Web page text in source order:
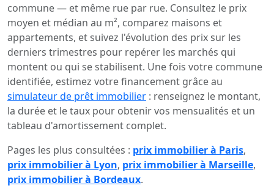
commune — et même rue par rue. Consultez le prix
moyen et médian au m², comparez maisons et
appartements, et suivez l'évolution des prix sur les
derniers trimestres pour repérer les marchés qui
montent ou qui se stabilisent. Une fois votre commune
identifiée, estimez votre financement grâce au
simulateur de prêt immobilier : renseignez le montant,
la durée et le taux pour obtenir vos mensualités et un
tableau d'amortissement complet.
Pages les plus consultées : prix immobilier à Paris,
prix immobilier à Lyon, prix immobilier à Marseille,
prix immobilier à Bordeaux.